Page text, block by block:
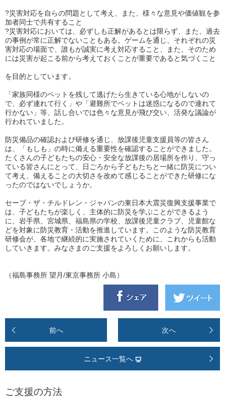
?災害対応を自らの問題として考え、また、様々な意見や価値観を参
加者同士で共有すること
?災害対応においては、必ずしも正解があるとは限らず、また、過去
の事例が常に正解でないこともある。ゲームを通じ、それぞれの災
害対応の場面で、誰もが誠実に考え対応すること、また、そのため
には災害が起こる前から考えておくことが重要であると気づくこと
を目的としています。
「家族同様のペットを残して逃げたら生きている心地がしないの
で、必ず連れて行く」や「避難所でペットは迷惑になるので連れて
行かない」等、話し合いでは色々な意見が飛び交い、活発な議論が
行われていました。
防災備品の確認および研修を通じ、放課後児童支援員等の皆さん
は、「もしも」の時に備える重要性を確認することができました。
たくさんの子どもたちの安心・安全な放課後の居場所を作り、守っ
ている皆さんにとって、日ごろから子どもたちと一緒に防災につい
て考え、備えることの大切さを改めて感じることができた研修にな
ったのではないでしょうか。
セーブ・ザ・チルドレン・ジャパンの東日本大震災復興支援事業で
は、子どもたちが楽しく、主体的に防災を学ぶことができるよう
に、岩手県、宮城県、福島県の学校、放課後児童クラブ、児童館な
どを対象に防災教育・活動を推進しています。このような防災教育
研修会が、各地で継続的に実施されていくために、これからも活動
していきます。みなさまのご支援をよろしくお願いします。
（福島事務所 望月/東京事務所 小島）
前へ 次へ
ニュース一覧へ
ご支援の方法